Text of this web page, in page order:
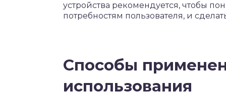
устройства рекомендуется, чтобы
потребностям пользователя, и
Способы
использования